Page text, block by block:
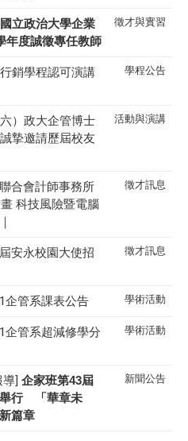
國立政治大學企業
年度誠徵專任教師
徵才與實習
行銷學程認可演講
學程公告
）政大企管博士
摯邀請歷屆校友
活動與演講
合會計師事務所
畫 科技風險暨電腦
徵才訊息
安永校園大使招
徵才訊息
企管系課表公告 學術活動
企管系超減修學分
學術活動
] 企家班第43屆
行 「華章未
篇章
新聞公告